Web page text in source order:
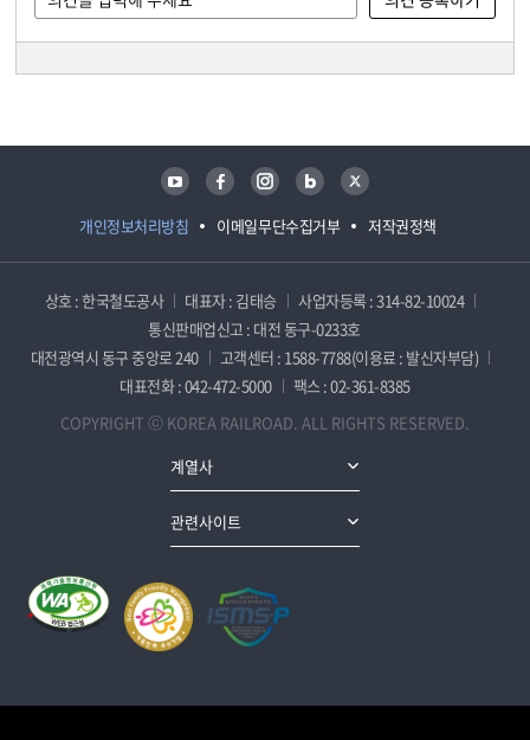
개인정보처리방침 이메일무단수집거부 저작권정책
유튜브 페이스북 인스타그램 블로그 트위터
상호 : 한국철도공사 대표자 : 김태승
사업자등록 : 314-82-10024
통신판매업신고 : 대전 동구-0233호
대전광역시 동구 중앙로 240
고객센터 : 1588-7788(이용료 : 발신자부담)
대표전화 : 042-472-5000
팩스 : 02-361-8385
COPYRIGHT ⓒ KOREA RAILROAD. ALL RIGHTS RESERVED.
계열사
관련사이트